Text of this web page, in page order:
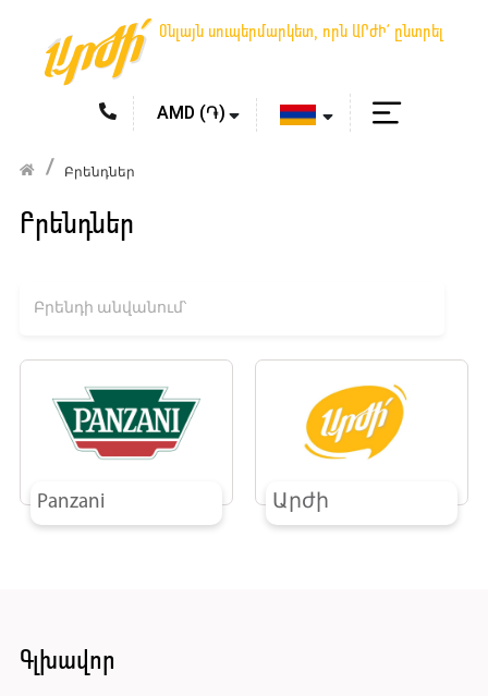
Օնլայն սուպերմարկետ, որն ԱՐԺԻ՛ ընտրել
Բրենդներ
Բրենդներ
Panzani Արժի
Գլխավոր